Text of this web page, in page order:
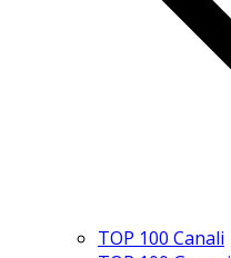
TOP 100 Canali